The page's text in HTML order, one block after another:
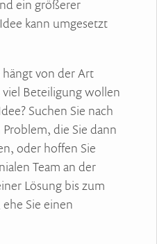
ein größerer
kann umgesetzt
hängt von der Art
Beteiligung wollen
Suchen Sie nach
die Sie dann
oder hoffen Sie
Team an der
Lösung bis zum
Sie einen